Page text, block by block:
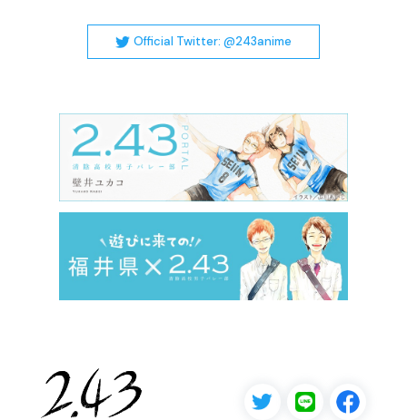
Official Twitter: @243anime